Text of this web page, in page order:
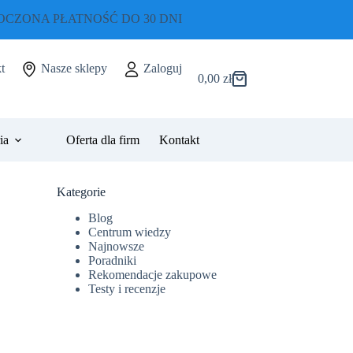
PŁATNOŚĆ DO 30 DNI
Nasze sklepy
Zaloguj
Koszyk
0,00 zł
Oferta dla firm Kontakt
Kategorie
Blog
Centrum wiedzy
Najnowsze
Poradniki
Rekomendacje zakupowe
Testy i recenzje